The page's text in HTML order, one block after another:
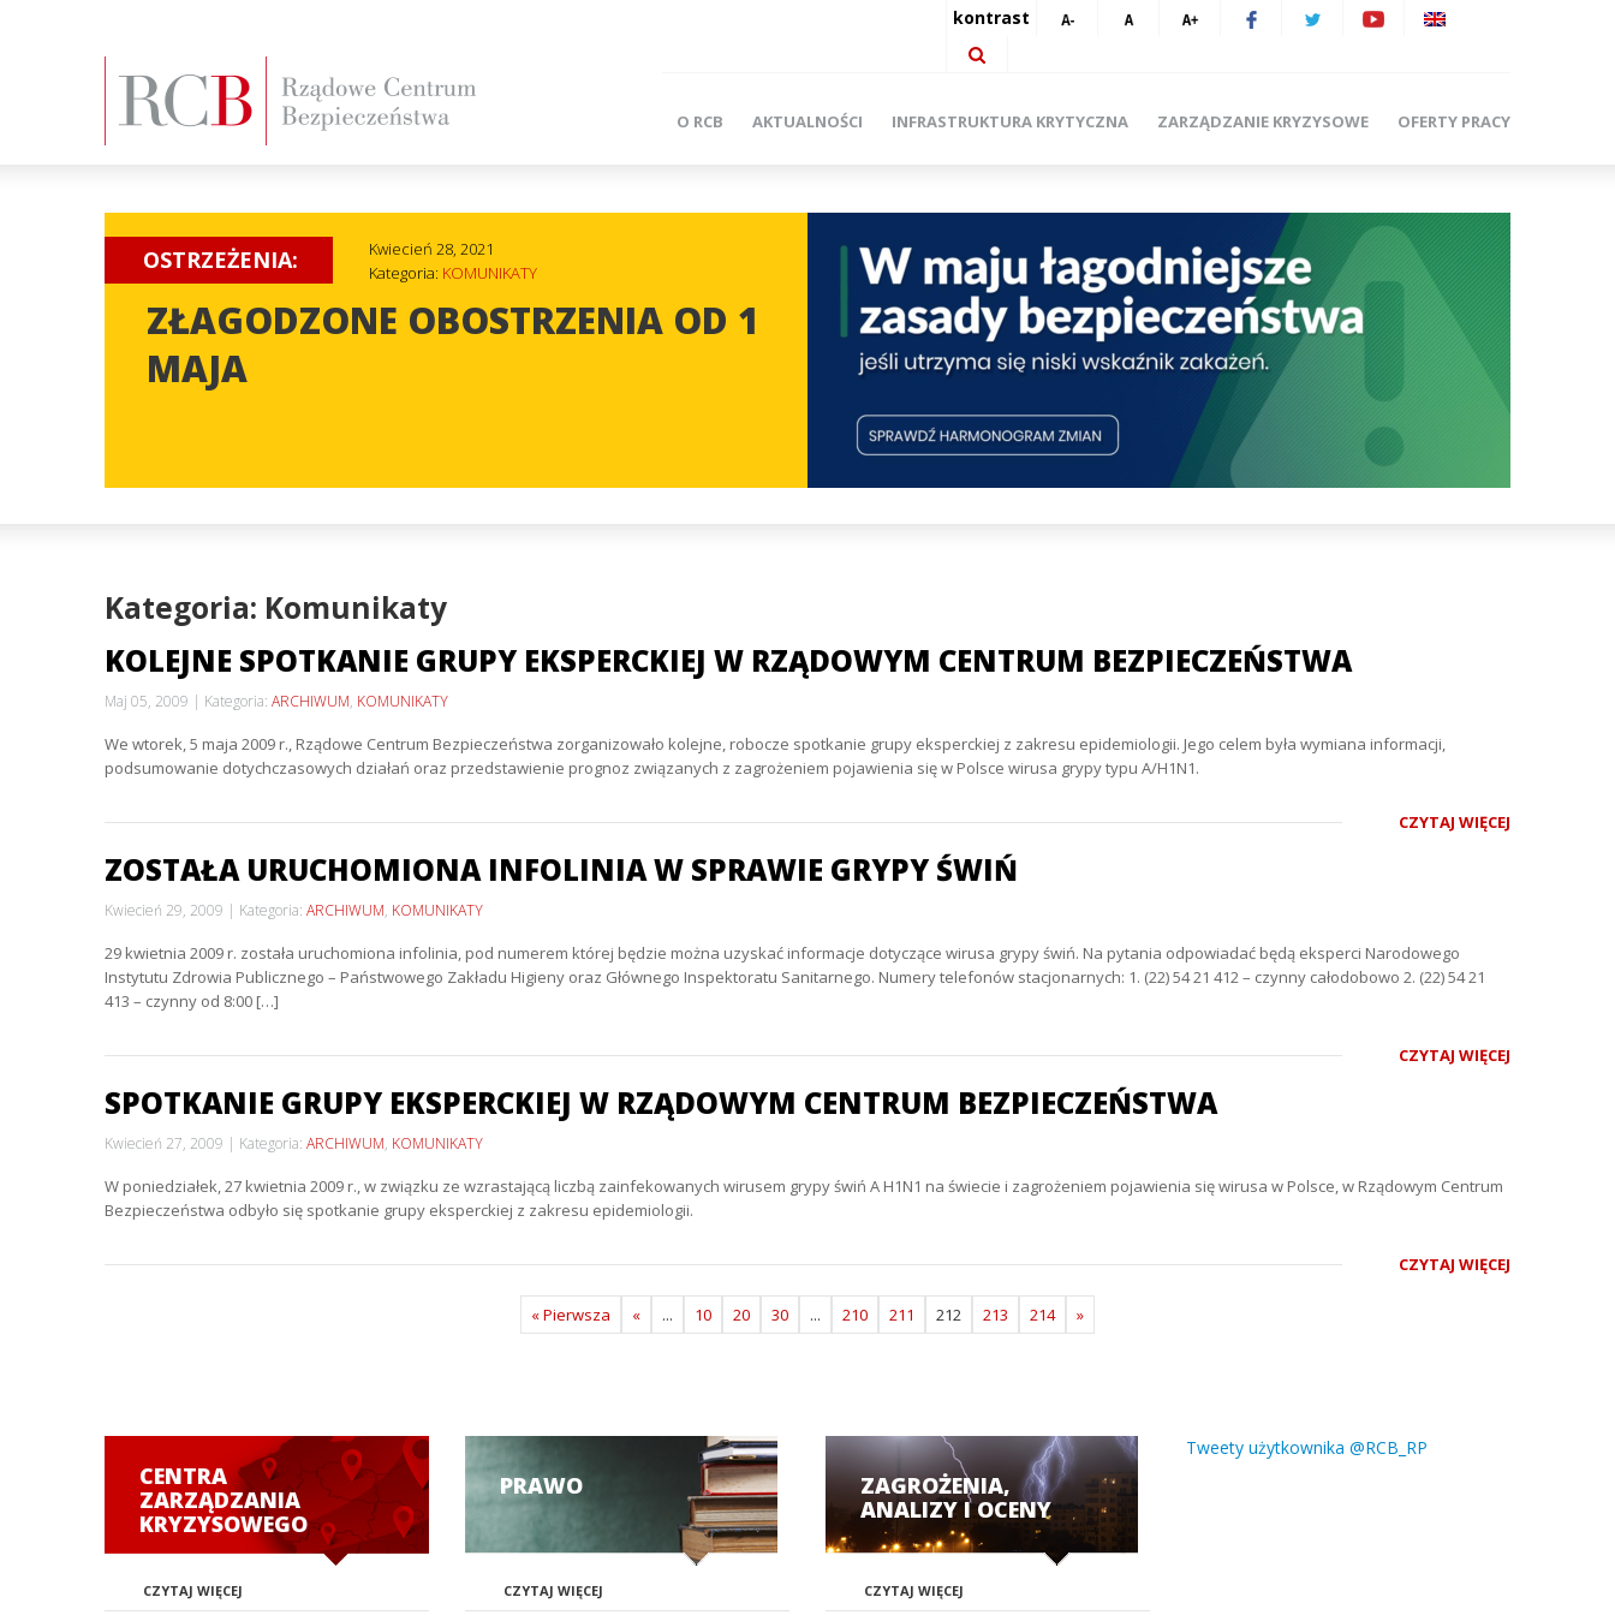
kontrast
O RCB AKTUALNOŚCI INFRASTRUKTURA KRYTYCZNA ZARZĄDZANIE KRYZYSOWE OFERTY PRACY
OSTRZEŻENIA:
Kwiecień 28, 2021
Kategoria: KOMUNIKATY
ZŁAGODZONE OBOSTRZENIA OD 1
MAJA
Kategoria: Komunikaty
KOLEJNE SPOTKANIE GRUPY EKSPERCKIEJ W RZĄDOWYM CENTRUM BEZPIECZEŃSTWA
Maj 05, 2009 Kategoria: ARCHIWUM, KOMUNIKATY
We wtorek, 5 maja 2009 r., Rządowe Centrum Bezpieczeństwa zorganizowało kolejne, robocze spotkanie grupy eksperckiej z zakresu epidemiologii. Jego celem była wymiana informacji,
podsumowanie dotychczasowych działań oraz przedstawienie prognoz związanych z zagrożeniem pojawienia się w Polsce wirusa grypy typu A/H1N1.
CZYTAJ WIĘCEJ
ZOSTAŁA URUCHOMIONA INFOLINIA W SPRAWIE GRYPY ŚWIŃ
Kwiecień 29, 2009 Kategoria: ARCHIWUM, KOMUNIKATY
29 kwietnia 2009 r. została uruchomiona infolinia, pod numerem której będzie można uzyskać informacje dotyczące wirusa grypy świń. Na pytania odpowiadać będą eksperci Narodowego
Instytutu Zdrowia Publicznego – Państwowego Zakładu Higieny oraz Głównego Inspektoratu Sanitarnego. Numery telefonów stacjonarnych: 1. (22) 54 21 412 – czynny całodobowo 2. (22) 54 21
413 – czynny od 8:00 […]
CZYTAJ WIĘCEJ
SPOTKANIE GRUPY EKSPERCKIEJ W RZĄDOWYM CENTRUM BEZPIECZEŃSTWA
Kwiecień 27, 2009 Kategoria: ARCHIWUM, KOMUNIKATY
W poniedziałek, 27 kwietnia 2009 r., w związku ze wzrastającą liczbą zainfekowanych wirusem grypy świń A H1N1 na świecie i zagrożeniem pojawienia się wirusa w Polsce, w Rządowym Centrum
Bezpieczeństwa odbyło się spotkanie grupy eksperckiej z zakresu epidemiologii.
CZYTAJ WIĘCEJ
« Pierwsza « ... 10 20 30 ... 210 211 212 213 214 »
CENTRA
ZARZĄDZANIA
KRYZYSOWEGO
CZYTAJ WIĘCEJ
PRAWO
CZYTAJ WIĘCEJ
ZAGROŻENIA,
ANALIZY I OCENY
CZYTAJ WIĘCEJ
Tweety użytkownika @RCB_RP